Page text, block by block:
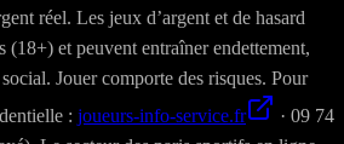
réel. Les jeux d’argent et de hasard
(18+) et peuvent entraîner endettement,
Jouer comporte des risques. Pour
: joueurs-info-service.fr
· 09 74